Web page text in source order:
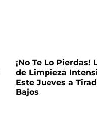
¡No Te Lo Pierdas!
de Limpieza
Este Jueves a
Bajos